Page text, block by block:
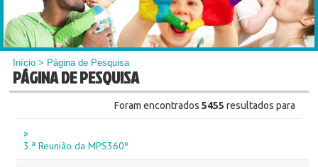
Início > Página de Pesquisa
PÁGINA DE PESQUISA
Foram encontrados 5455resultados para
»
3.ª Reunião da MPS360º